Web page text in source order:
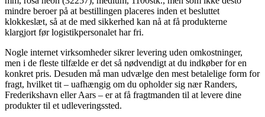
mindre beroer på at bestillingen placeres inden et besluttet
klokkeslæt, så at de med sikkerhed kan nå at få produkterne
klargjort før logistikpersonalet har fri.
Nogle internet virksomheder sikrer levering uden omkostninger,
men i de fleste tilfælde er det så nødvendigt at du indkøber for en
konkret pris. Desuden må man udvælge den mest betalelige form for
fragt, hvilket tit – uafhængig om du opholder sig nær Randers,
Frederikshavn eller Aars – er at få fragtmanden til at levere dine
produkter til et udleveringssted.